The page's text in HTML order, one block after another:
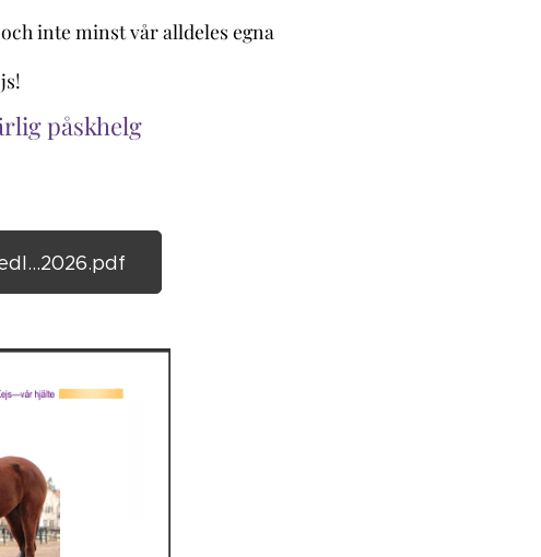
inte minst vår alldeles egna
!
påskhelg